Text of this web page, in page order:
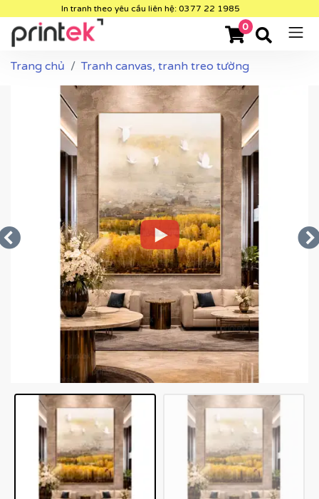
In tranh theo yêu cầu liên hệ: 0377 22 1985
0
Trang chủ Tranh canvas, tranh treo tường